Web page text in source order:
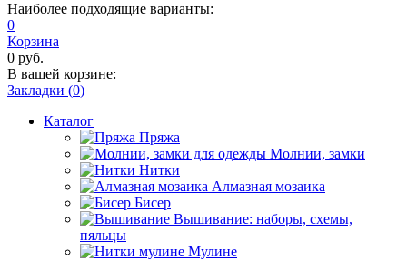
Наиболее подходящие варианты:
0
Корзина
0 руб.
В вашей корзине:
Закладки (0)
Каталог
Пряжа
Молнии, замки
Нитки
Алмазная мозаика
Бисер
Вышивание: наборы, схемы,
пяльцы
Мулине